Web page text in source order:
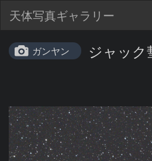
天体写真ギャラリー
ガンヤン ジャック